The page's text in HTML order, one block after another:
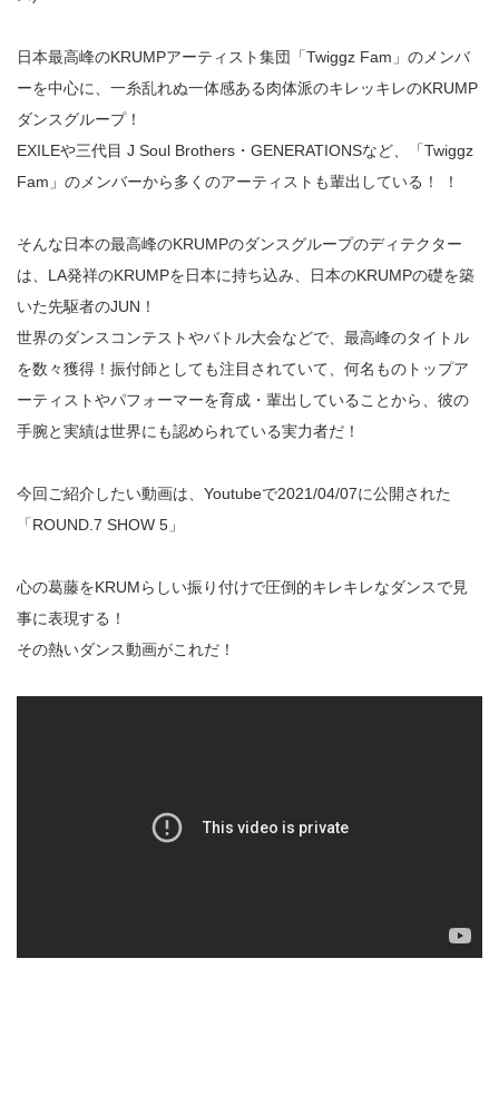
日本最高峰のKRUMPアーティスト集団「Twiggz Fam」のメンバ
ーを中心に、一糸乱れぬ一体感ある肉体派のキレッキレのKRUMP
ダンスグループ！
EXILEや三代目 J Soul Brothers・GENERATIONSなど、「Twiggz
Fam」のメンバーから多くのアーティストも輩出している！ ！
そんな日本の最高峰のKRUMPのダンスグループのディテクター
は、LA発祥のKRUMPを日本に持ち込み、日本のKRUMPの礎を築
いた先駆者のJUN！
世界のダンスコンテストやバトル大会などで、最高峰のタイトル
を数々獲得！振付師としても注目されていて、何名ものトップア
ーティストやパフォーマーを育成・輩出していることから、彼の
手腕と実績は世界にも認められている実力者だ！
今回ご紹介したい動画は、Youtubeで2021/04/07に公開された
「ROUND.7 SHOW 5」
心の葛藤をKRUMらしい振り付けで圧倒的キレキレなダンスで見
事に表現する！
その熱いダンス動画がこれだ！